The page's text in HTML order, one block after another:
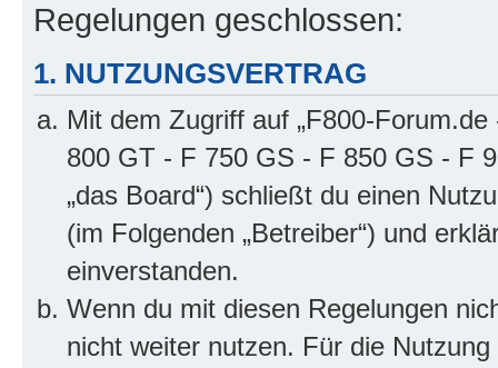
Regelungen geschlossen:
1. NUTZUNGSVERTRAG
Mit dem Zugriff auf „F800-
800 GT - F 750 GS - F 850 GS - F
„das Board“) schließt du einen
(im Folgenden „Betreiber“) und
einverstanden.
Wenn du mit diesen Regelungen
nicht weiter nutzen. Für die